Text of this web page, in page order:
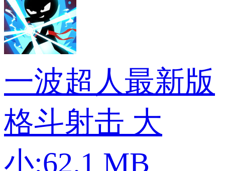
一波超人最新版
格斗射击 大
小:62.1 MB